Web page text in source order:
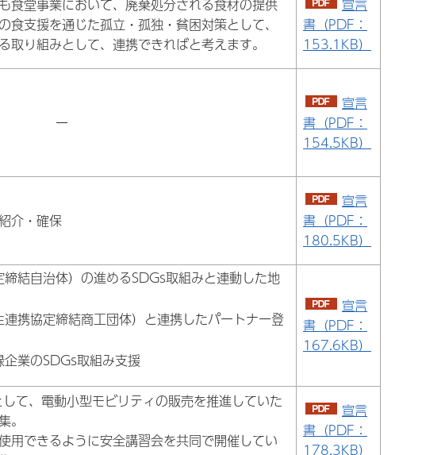
食堂事業において、廃棄処分される食材の提供
食支援を通じた孤立・孤独・貧困対策として、
取り組みとして、連携できればと考えます。
宣言
書（PDF：
153.1KB）
ー
宣言
書（PDF：
154.5KB）
介・確保
宣言
書（PDF：
180.5KB）
結自治体）の進めるSDGs取組みと連動した地
携協定締結商工団体）と連携したパートナー登
業のSDGs取組み支援
宣言
書（PDF：
167.6KB）
て、電動小型モビリティの販売を推進していた
。
用できるように安全講習会を共同で開催してい
宣言
書（PDF：
178.3KB）